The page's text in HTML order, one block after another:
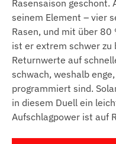
Rasensaison geschont.
seinem Element – vier
Rasen, und mit über 80
ist er extrem schwer zu
Returnwerte auf
schwach, weshalb
programmiert sind.
in diesem Duell ein
Aufschlagpower ist auf